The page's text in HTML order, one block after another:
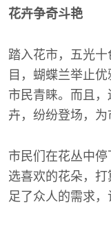
花卉争奇斗艳
踏入花市，五光
目，蝴蝶兰举止
市民青睐。而且
卉，纷纷登场，为
市民们在花丛中
选喜欢的花朵，
足了众人的需求，